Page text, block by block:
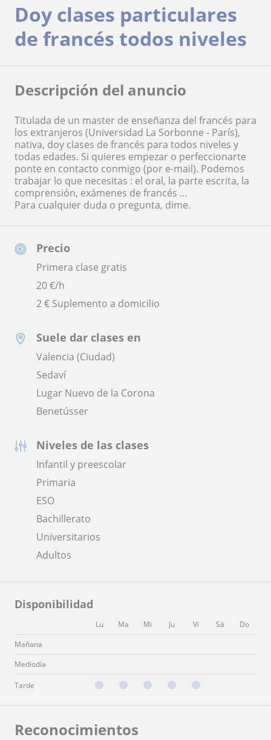
Precio
Primera clase gratis
20€/h
2 € Suplemento a domicilio
Suele dar clases en
Valencia (Ciudad)
Sedaví
Lugar Nuevo de la Corona
Benetússer
Niveles de las clases
Infantil y preescolar
Primaria
ESO
Bachillerato
Universitarios
Adultos
Disponibilidad
Lu Ma Mi Ju Vi Sá
Do
Mañana
Mediodía
Tarde
Doy clases particulares
de francés todos niveles
Descripción del anuncio
Titulada de un master de enseñanza del francés para
los extranjeros (Universidad La Sorbonne - París),
nativa, doy clases de francés para todos niveles y
todas edades. Si quieres empezar o perfeccionarte
ponte en contacto conmigo (por e-mail). Podemos
trabajar lo que necesitas : el oral, la parte escrita, la
comprensión, exámenes de francés ...
Para cualquier duda o pregunta, dime.
Reconocimientos